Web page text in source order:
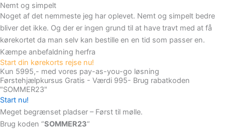
Nemt og simpelt
Noget af det nemmeste jeg har oplevet. Nemt og simpelt bedre
bliver det ikke. Og der er ingen grund til at have travt med at få
kørekortet da man selv kan bestille en en tid som passer en.
Kæmpe anbefaldning herfra
Start din kørekorts rejse nu!
Kun 5995,- med vores pay-as-you-go løsning
Førstehjælpkursus Gratis - Værdi 995- Brug rabatkoden
"SOMMER23"
Start nu!
Meget begrænset pladser – Først til mølle.
Brug koden “SOMMER23“